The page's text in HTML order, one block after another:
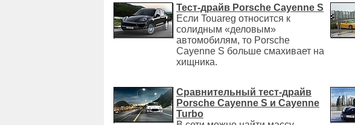
Тест-драйв Porsche Cayenne S
Если Touareg относится к
солидным «деловым»
автомобилям, то Porsche
Cayenne S больше смахивает на
хищника.
Сравнительный тест-драйв
Porsche Cayenne S и Cayenne
Turbo